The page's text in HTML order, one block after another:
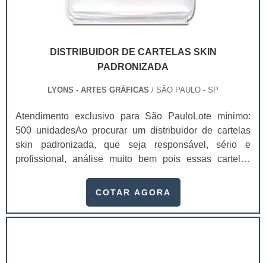
DISTRIBUIDOR DE CARTELAS SKIN
PADRONIZADA
LYONS - ARTES GRÁFICAS / SÃO PAULO - SP
Atendimento exclusivo para São PauloLote mínimo:
500 unidadesAo procurar um distribuidor de cartelas
skin padronizada, que seja responsável, sério e
profissional, análise muito bem pois essas cartelas
produto.A busca por empresas sérias para adquirir esse
podem assegurar aos clientes características pontuais
COTAR AGORA